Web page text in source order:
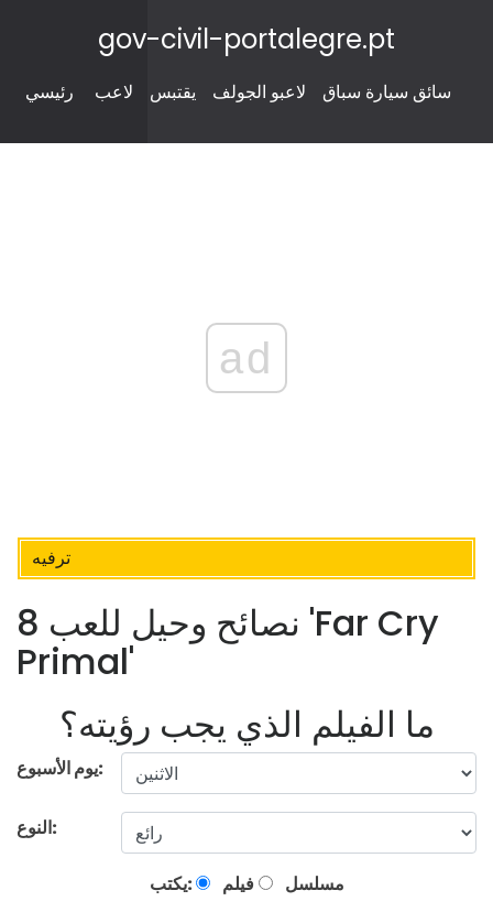
gov-civil-portalegre.pt
رئيسي لاعب يقتبس لاعبو الجولف سائق سيارة سباق
ad
ترفيه
8 نصائح وحيل للعب 'Far Cry
Primal'
ما الفيلم الذي يجب رؤيته؟
يوم الأسبوع:
النوع:
يكتب: فيلم مسلسل